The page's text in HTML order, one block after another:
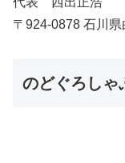
〒924-0878 石川
のどぐろしゃ